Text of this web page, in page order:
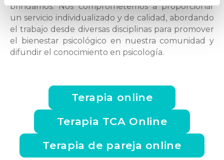
brindamos. Nos comprometemos a proporcionar
un servicio individualizado y de calidad, abordando
el trabajo desde diversas disciplinas para promover
el bienestar psicológico en nuestra comunidad y
difundir el conocimiento en psicología.
Terapia online
Terapia TCA Online
Terapia de pareja online